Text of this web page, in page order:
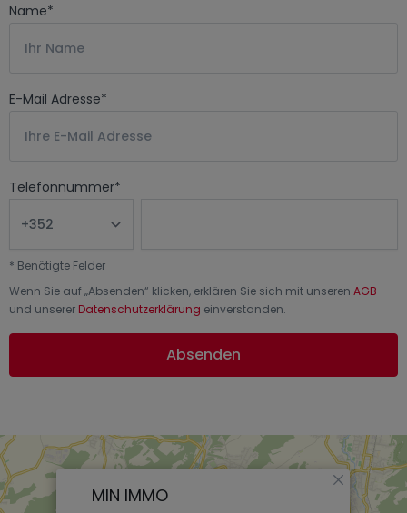
Name*
E-Mail Adresse*
Telefonnummer*
* Benötigte Felder
Wenn Sie auf „Absenden“ klicken, erklären Sie sich mit unseren AGB
und unserer Datenschutzerklärung einverstanden.
Absenden
MIN IMMO
×